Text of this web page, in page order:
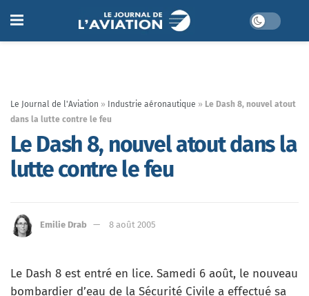
Le Journal de l'Aviation » Industrie aéronautique » Le Dash 8, nouvel atout
dans la lutte contre le feu
Le Dash 8, nouvel atout dans la
lutte contre le feu
Emilie Drab 8 août 2005
Le Dash 8 est entré en lice. Samedi 6 août, le nouveau
bombardier d’eau de la Sécurité Civile a effectué sa